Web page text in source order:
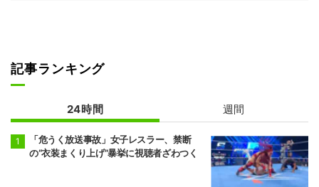
記事ランキング
24時間 週間
「危うく放送事故」女子レスラー、禁断
の“衣装まくり上げ”暴挙に視聴者ざわつく